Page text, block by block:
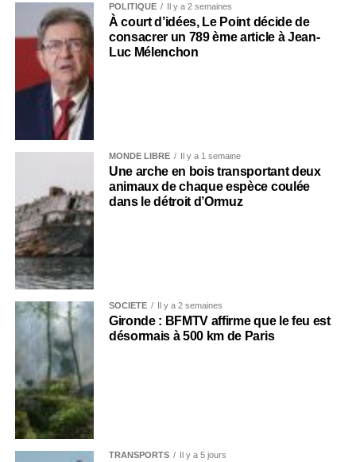
POLITIQUE Il y a 2 semaines
À court d’idées, Le Point décide de
consacrer un 789 ème article à Jean-
Luc Mélenchon
MONDE LIBRE Il y a 1 semaine
Une arche en bois transportant deux
animaux de chaque espèce coulée
dans le détroit d’Ormuz
SOCIÉTÉ Il y a 2 semaines
Gironde : BFMTV affirme que le feu est
désormais à 500 km de Paris
TRANSPORTS Il y a 5 jours